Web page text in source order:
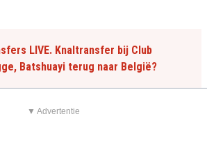
LIVE. Knaltransfer bij Club
Batshuayi terug naar België?
▼ Advertentie